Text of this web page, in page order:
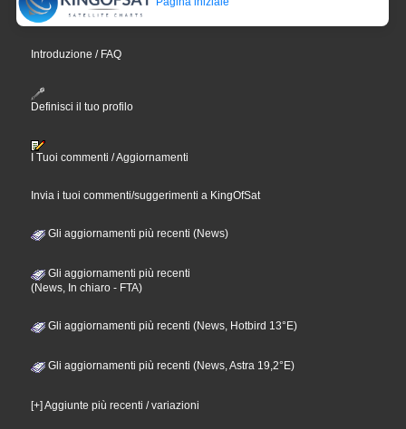
Introduzione / FAQ
Definisci il tuo profilo
I Tuoi commenti / Aggiornamenti
Invia i tuoi commenti/suggerimenti a KingOfSat
Gli aggiornamenti più recenti (News)
Gli aggiornamenti più recenti
(News, In chiaro - FTA)
Gli aggiornamenti più recenti (News, Hotbird 13°E)
Gli aggiornamenti più recenti (News, Astra 19,2°E)
[+] Aggiunte più recenti / variazioni